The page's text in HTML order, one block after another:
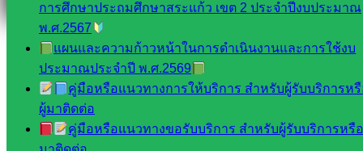
การศึกษาประถมศึกษาสระแก้ว เขต 2 ประจำปีงบประมาณ
พ.ศ.2567
แผนและความก้าวหน้าในการดำเนินงานและการใช้งบ
ประมาณประจำปี พ.ศ.2569
คู่มือหรือแนวทางการให้บริการ สำหรับผู้รับบริการห
ผู้มาติดต่อ
คู่มือหรือแนวทางขอรับบริการ สำหรับผู้รับบริการหรื